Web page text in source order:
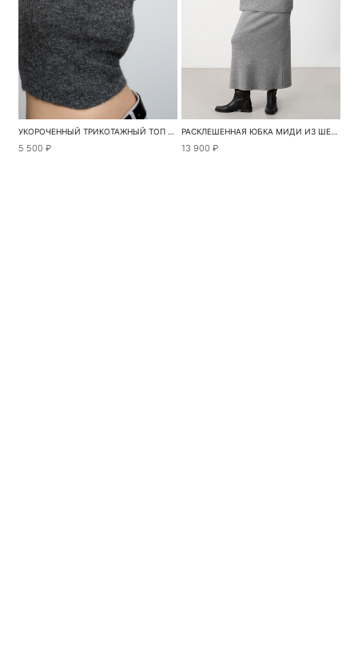
УКОРОЧЕННЫЙ ТРИКОТАЖНЫЙ ТОП НА БРЕТЕЛЯХ
5 500 ₽
РАСКЛЕШЕННАЯ ЮБКА МИДИ ИЗ ШЕРСТИ С КАШЕМИРОМ
13 900 ₽